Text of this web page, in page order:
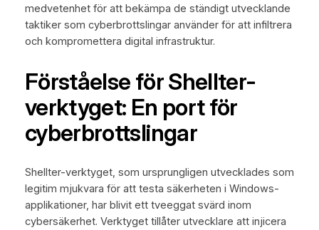
medvetenhet för att bekämpa de ständigt utvecklande
taktiker som cyberbrottslingar använder för att infiltrera
och kompromettera digital infrastruktur.
Förståelse för Shellter-
verktyget: En port för
cyberbrottslingar
Shellter-verktyget, som ursprungligen utvecklades som
legitim mjukvara för att testa säkerheten i Windows-
applikationer, har blivit ett tveeggat svärd inom
cybersäkerhet. Verktyget tillåter utvecklare att injicera